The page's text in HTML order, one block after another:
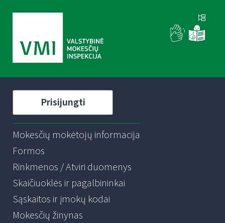
Prisijungti
Mokesčių mokėtojų informacija
Formos
Rinkmenos / Atviri duomenys
Skaičiuoklės ir pagalbininkai
Sąskaitos ir įmokų kodai
Mokesčių žinynas